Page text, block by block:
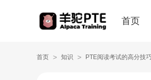
首页
首页 > 知识 > PTE阅读考试的高分技